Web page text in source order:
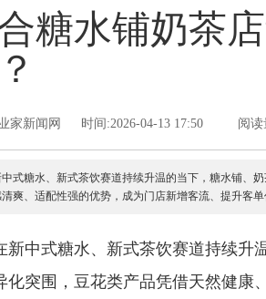
糖水铺奶茶
家新闻网 时间:2026-04-13 17:50 阅读
式糖水、新式茶饮赛道持续升温的当下，糖水铺、
清爽、适配性强的优势，成为门店新增客流、提升客
新中式糖水、新式茶饮赛道持续升
化突围，豆花类产品凭借天然健康